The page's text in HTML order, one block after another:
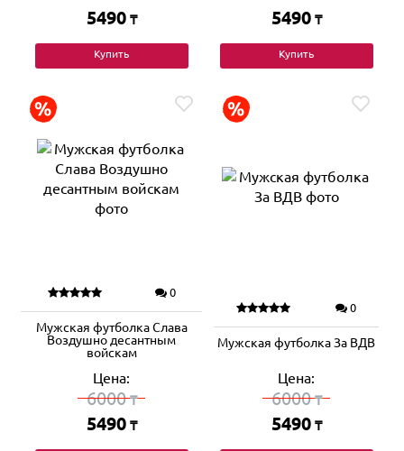
5490 ₸
Купить
5490 ₸
Купить
0
Мужская футболка Слава
Воздушно десантным
войскам
Цена:
6000₸
5490 ₸
0
Мужская футболка За ВДВ
Цена:
6000₸
5490 ₸